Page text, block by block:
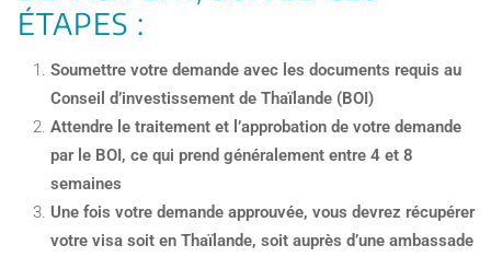
ÉTAPES :
Soumettre votre demande avec les documents requis au
Conseil d’investissement de Thaïlande (BOI)
Attendre le traitement et l’approbation de votre demande
par le BOI, ce qui prend généralement entre 4 et 8
semaines
Une fois votre demande approuvée, vous devrez récupérer
votre visa soit en Thaïlande, soit auprès d’une ambassade